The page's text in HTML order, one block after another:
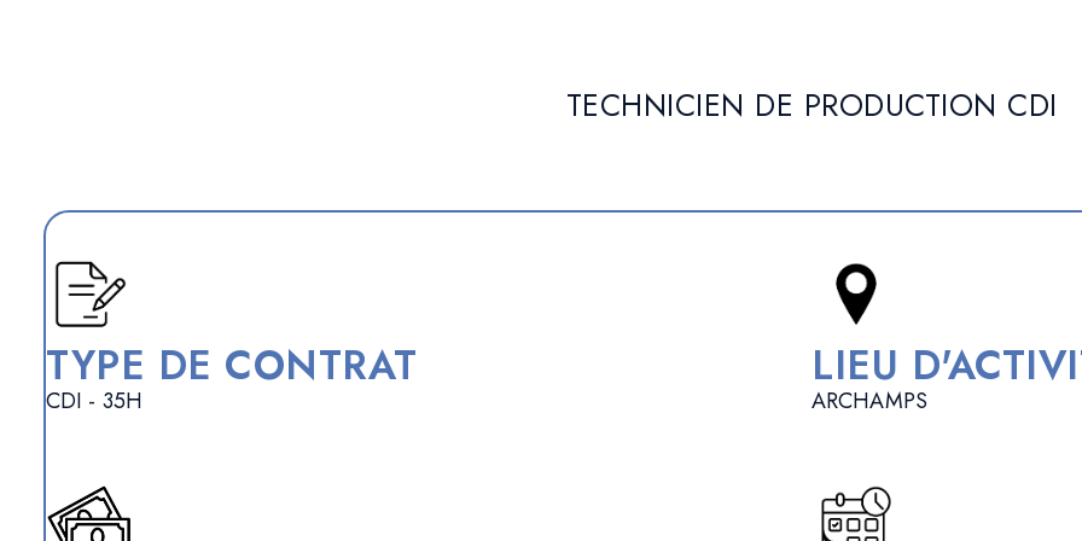
TECHNICIEN DE PRODUCTION CDI
TYPE DE CONTRAT
CDI - 35H
LIEU
ARCHAMPS